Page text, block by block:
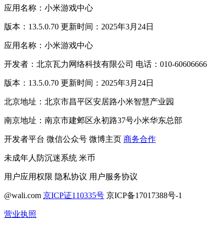
应用名称：小米游戏中心
版本：13.5.0.70 更新时间：2025年3月24日
应用名称：小米游戏中心
开发者：北京瓦力网络科技有限公司 电话：010-60606666
版本：13.5.0.70 更新时间：2025年3月24日
北京地址：北京市昌平区安居路小米智慧产业园
南京地址：南京市建邺区永初路37号小米华东总部
开发者平台 微信公众号 微博主页 商务合作
未成年人防沉迷系统 米币
用户应用权限 隐私协议 用户服务协议
@wali.com 京ICP证110335号 京ICP备17017388号-1
营业执照